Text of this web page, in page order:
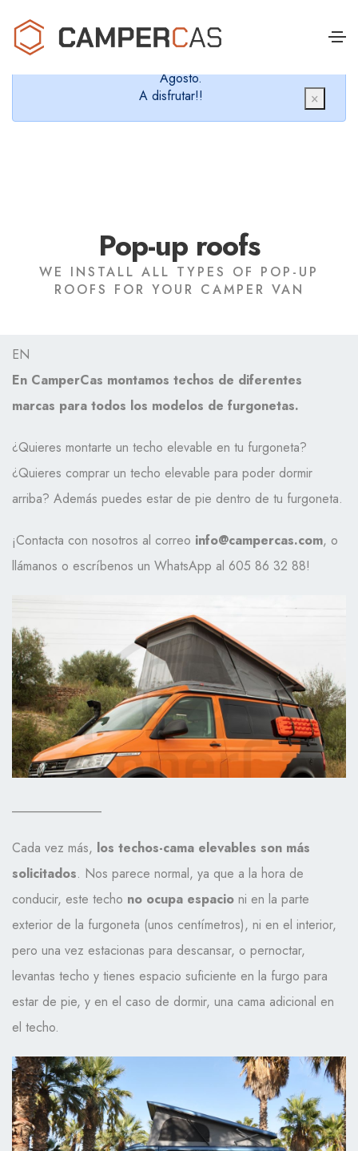
Cerramos en verano, que nos queremos dar un
chapuzón y refrescarnos.
Agosto.
A disfrutar!!
×
Pop-up roofs
WE INSTALL ALL TYPES OF POP-UP
ROOFS FOR YOUR CAMPER VAN
EN
En CamperCas montamos techos de diferentes
marcas para todos los modelos de furgonetas.
¿Quieres montarte un techo elevable en tu furgoneta?
¿Quieres comprar un techo elevable para poder dormir
arriba? Además puedes estar de pie dentro de tu furgoneta.
¡Contacta con nosotros al correo info@campercas.com, o
llámanos o escríbenos un WhatsApp al 605 86 32 88!
Cada vez más, los techos-cama elevables son más
solicitados. Nos parece normal, ya que a la hora de
conducir, este techo no ocupa espacio ni en la parte
exterior de la furgoneta (unos centímetros), ni en el interior,
pero una vez estacionas para descansar, o pernoctar,
levantas techo y tienes espacio suficiente en la furgo para
estar de pie, y en el caso de dormir, una cama adicional en
el techo.